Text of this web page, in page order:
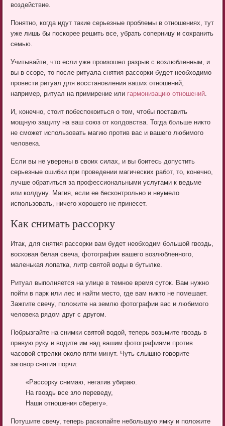
воздействие.
Понятно, когда идут такие серьезные проблемы в отношениях, тут
уже лишь бы поскорее решить все, убрать соперницу и сохранить
семью.
Учитывайте, что если уже произошел разрыв с возлюбленным, и
вы в ссоре, то после ритуала снятия рассорки будет необходимо
провести ритуал для восстановления ваших отношений,
например, ритуал на примирение или гармонизацию отношений
И, конечно, стоит побеспокоиться о том, чтобы поставить
мощную защиту на ваш союз от колдовства. Тогда больше никто
не сможет использовать магию против вас и вашего любимого
человека.
Если вы не уверены в своих силах, и вы боитесь допустить
серьезные ошибки при проведении магических работ, то, конечно,
лучше обратиться за профессиональными услугами к ведьме
или колдуну. Магия, если ее бесконтрольно и неумело
использовать, ничего хорошего не принесет.
Как снимать рассорку
Итак, для снятия рассорки вам будет необходим большой гвоздь,
восковая белая свеча, фотография вашего возлюбленного,
маленькая лопатка, литр святой воды в бутылке.
Ритуал выполняется на улице в темное время суток. Вам нужно
пойти в парк или лес и найти место, где вам никто не помешает.
Зажгите свечу, положите на землю фотографии вас и любимого
человека рядом друг с другом.
Побрызгайте на снимки святой водой, теперь возьмите гвоздь в
правую руку и водите им над вашим фотографиями против
часовой стрелки около пяти минут. Чуть слышно говорите
заговор снятия порчи:
«Рассорку снимаю, негатив убираю.
На гвоздь все зло переведу,
Наши отношения сберегу».
Потушите свечу, теперь раскопайте небольшую ямку и положите